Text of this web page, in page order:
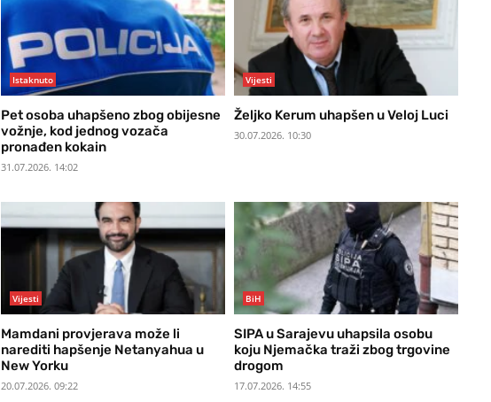
Istaknuto
Pet osoba uhapšeno zbog obijesne
vožnje, kod jednog vozača
pronađen kokain
31.07.2026. 14:02
Vijesti
Željko Kerum uhapšen u Veloj Luci
30.07.2026. 10:30
Vijesti
Mamdani provjerava može li
narediti hapšenje Netanyahua u
New Yorku
20.07.2026. 09:22
BiH
SIPA u Sarajevu uhapsila osobu
koju Njemačka traži zbog trgovine
drogom
17.07.2026. 14:55